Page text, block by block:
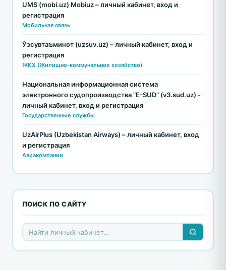
UMS (mobi.uz) Mobiuz – личный кабинет, вход и
регистрация
Мобильная связь
Ўзсувтаъминот (uzsuv.uz) – личный кабинет, вход и
регистрация
ЖКХ (Жилищно-коммунальное хозяйство)
Национальная информационная система
электронного судопроизводства "E-SUD" (v3.sud.uz) -
личный кабинет, вход и регистрация
Государственные службы
UzAirPlus (Uzbekistan Airways) – личный кабинет, вход
и регистрация
Авиакомпании
ПОИСК ПО САЙТУ